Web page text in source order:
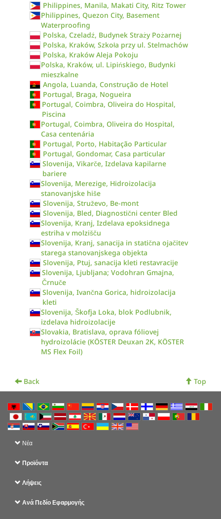
Philippines, Manila, Makati City, Ritz Tower
Philippines, Quezon City, Basement
Waterproofing
Polska, Czeladź, Budynek Straży Pożarnej
Polska, Kraków, Szkoła przy ul. Stelmachów
Polska, Kraków Aleja Pokoju
Polska, Kraków, ul. Lipińskiego, Budynki
mieszkalne
Angola, Luanda, Construção de Hotel
Portugal, Braga, Nogueira
Portugal, Coimbra, Oliveira do Hospital,
Piscina
Portugal, Coimbra, Oliveira do Hospital,
Casa centenária
Portugal, Porto, Habitação Particular
Portugal, Gondomar, Casa particular
Slovenija, Vikarče, Izdelava kapilarne
bariere
Slovenija, Merezige, Hidroizolacija
stanovanjske hiše
Slovenija, Struževo, Be-mont
Slovenija, Bled, Diagnostični center Bled
Slovenija, Kranj, Izdelava epoksidnega
estriha v molzišču
Slovenija, Kranj, sanacija in statična ojačitev
starega stanovanjskega objekta
Slovenija, Ptuj, sanacija kleti restavracije
Slovenija, Ljubljana; Vodohran Gmajna,
Črnuče
Slovenija, Ivančna Gorica, hidroizolacija
kleti
Slovenija, Škofja Loka, blok Podlubnik,
izdelava hidroizolacije
Slovakia, Bratislava, oprava fóliovej
hydroizolácie (KÖSTER Deuxan 2K, KÖSTER
MS Flex Foil)
Back Top
Νέα
Προϊόντα
Λήψεις
Ανά Πεδίο Εφαρμογής